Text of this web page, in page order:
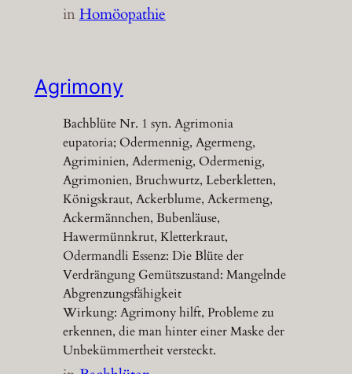
inHomöopathie
Agrimony
Bachblüte Nr. 1 syn. Agrimonia
eupatoria; Odermennig, Agermeng,
Agriminien, Adermenig, Odermenig,
Agrimonien, Bruchwurtz, Leberkletten,
Königskraut, Ackerblume, Ackermeng,
Ackermännchen, Bubenläuse,
Hawermünnkrut, Kletterkraut,
Odermandli Essenz: Die Blüte der
Verdrängung Gemütszustand: Mangelnde
Abgrenzungsfähigkeit
Wirkung: Agrimony hilft, Probleme zu
erkennen, die man hinter einer Maske der
Unbekümmertheit versteckt.